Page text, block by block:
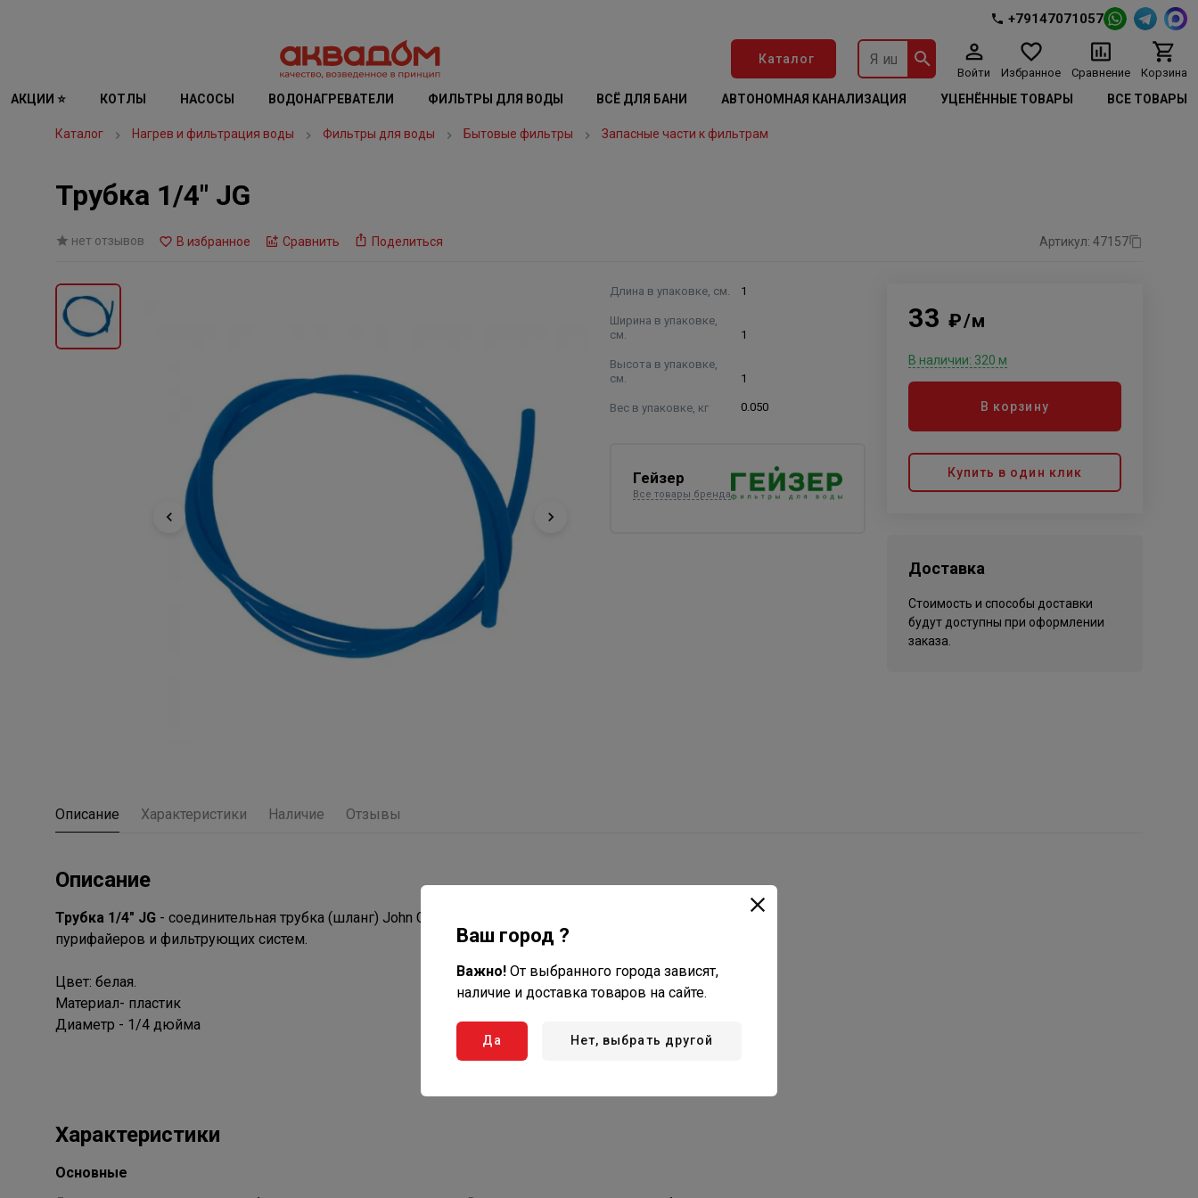
+79147071057
Каталог
Войти Избранное Сравнение Корзина
АКЦИИ ⭐ КОТЛЫ НАСОСЫ ВОДОНАГРЕВАТЕЛИ ФИЛЬТРЫ ДЛЯ ВОДЫ ВСЁ ДЛЯ БАНИ АВТОНОМНАЯ КАНАЛИЗАЦИЯ УЦЕНЁННЫЕ ТОВАРЫ ВСЕ ТОВАРЫ
Каталог Нагрев и фильтрация воды Фильтры для воды Бытовые фильтры Запасные части к фильтрам
Трубка 1/4" JG
нет отзывов В избранное Сравнить Поделиться Артикул: 47157
Длина в упаковке, см. 1
Ширина в упаковке,
см.
1
Высота в упаковке,
см.
1
Вес в упаковке, кг 0.050
Гейзер
Все товары бренда
33₽/м
В наличии: 320 м
В корзину
Купить в один клик
Доставка
Стоимость и способы доставки
будут доступны при оформлении
заказа.
Описание Характеристики Наличие Отзывы
Описание
Трубка 1/4" JG - соединительная трубка (шланг) John Guest пластиковая 1/4 необходима для подключений
пурифайеров и фильтрующих систем.
Цвет: белая.
Материал- пластик
Диаметр - 1/4 дюйма
Характеристики
Основные
Ваш город ?
Важно! От выбранного города зависят,
наличие и доставка товаров на сайте.
Да Нет, выбрать другой